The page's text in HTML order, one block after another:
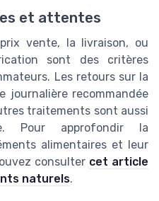
et attentes
vente, la livraison, ou
sont des critères
Les retours sur la
journalière recommandée
traitements sont aussi
Pour approfondir la
alimentaires et leur
consulter cet article
naturels.